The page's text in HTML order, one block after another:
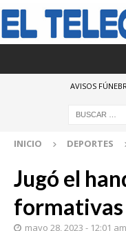
AVISOS
INICIO DEPORTES
Jugó el
formativas
mayo 28, 2023 - 12:01 am